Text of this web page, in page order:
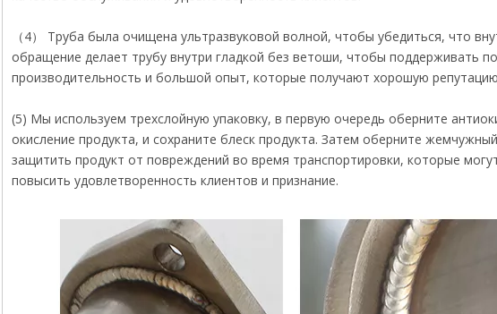
（4） Труба была очищена ультразвуковой волной, чтобы убедиться, что
обращение делает трубу внутри гладкой без ветоши, чтобы поддерживать
производительность и большой опыт, которые получают хорошую
(5) Мы используем трехслойную упаковку, в первую очередь оберните
окисление продукта, и сохраните блеск продукта. Затем оберните
защитить продукт от повреждений во время транспортировки, которые
повысить удовлетворенность клиентов и признание.